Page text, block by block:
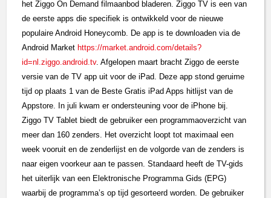
het Ziggo On Demand filmaanbod bladeren.Ziggo TV is een van
de eerste apps die specifiek is ontwikkeld voor de nieuwe
populaire Android Honeycomb. De app is te downloaden via de
Android Markethttps://market.android.com/details?
id=nl.ziggo.android.tv.Afgelopen maart bracht Ziggo de eerste
versie van de TV app uit voor de iPad. Deze app stond geruime
tijd op plaats 1 van de Beste Gratis iPad Apps hitlijst van de
Appstore. In juli kwam er ondersteuning voor de iPhone bij.
Ziggo TV Tablet biedt de gebruiker een programmaoverzicht van
meer dan 160 zenders. Het overzicht loopt tot maximaal een
week vooruit en de zenderlijst en de volgorde van de zenders is
naar eigen voorkeur aan te passen. Standaard heeft de TV-gids
het uiterlijk van een Elektronische Programma Gids (EPG)
waarbij de programma’s op tijd gesorteerd worden. De gebruiker